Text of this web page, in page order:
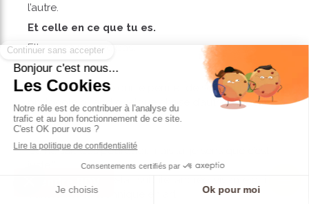
l’autre.
Et celle en ce que tu es.
Elle ne se prouve pas.
Elle se ressent.
C’est la confiance qui te permet de sortir du
protocole quand quelque chose d’autre t’appelle.
De dire :
“Je ne sais pas pourquoi, mais là, je sens que c’est
transforme la technique en art.